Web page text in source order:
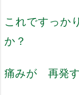
これですっか
か？
痛みが 再発